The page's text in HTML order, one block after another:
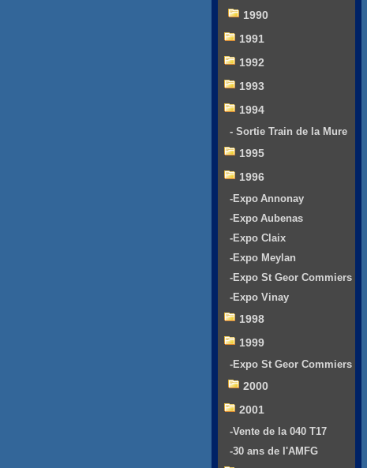
1990
1991
1992
1993
1994
- Sortie Train de la Mure
1995
1996
-Expo Annonay
-Expo Aubenas
-Expo Claix
-Expo Meylan
-Expo St Geor Commiers
-Expo Vinay
1998
1999
-Expo St Geor Commiers
2000
2001
-Vente de la 040 T17
-30 ans de l'AMFG